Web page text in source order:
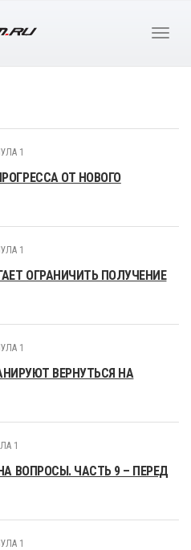
1
ОТ НОВОГО
1
ОГРАНИЧИТЬ ПОЛУЧЕНИЕ
1
ВЕРНУТЬСЯ НА
1
ВОПРОСЫ. ЧАСТЬ 9 – ПЕРЕД
1